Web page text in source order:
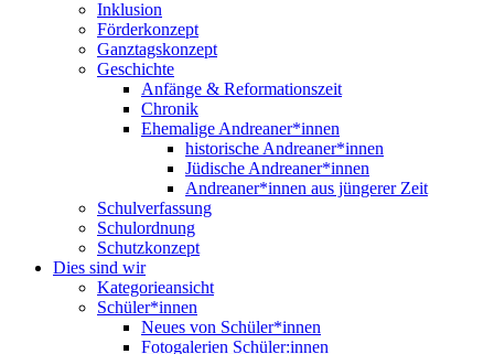
Inklusion
Förderkonzept
Ganztagskonzept
Geschichte
Anfänge & Reformationszeit
Chronik
Ehemalige Andreaner*innen
historische Andreaner*innen
Jüdische Andreaner*innen
Andreaner*innen aus jüngerer Zeit
Schulverfassung
Schulordnung
Schutzkonzept
Dies sind wir
Kategorieansicht
Schüler*innen
Neues von Schüler*innen
Fotogalerien Schüler:innen